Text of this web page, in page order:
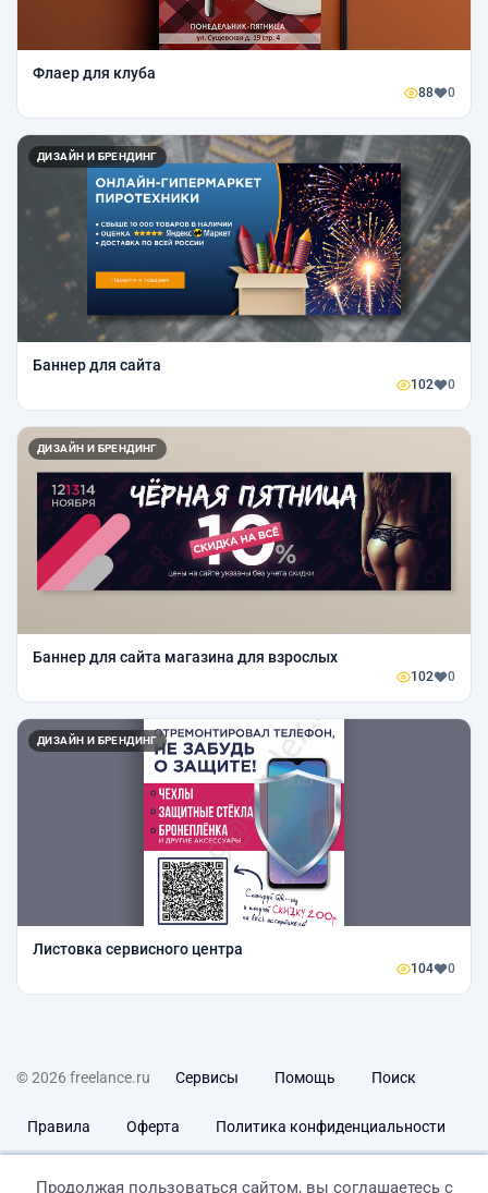
Флаер для клуба
88 0
ДИЗАЙН И БРЕНДИНГ
Баннер для сайта
102 0
ДИЗАЙН И БРЕНДИНГ
Баннер для сайта магазина для взрослых
102 0
ДИЗАЙН И БРЕНДИНГ
Листовка сервисного центра
104 0
© 2026 freelance.ru Сервисы Помощь Поиск
Правила Оферта Политика конфиденциальности
Продолжая пользоваться сайтом, вы соглашаетесь с